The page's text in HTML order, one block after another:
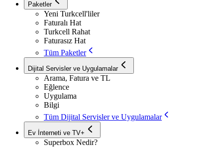
Paketler
Yeni Turkcell'liler
Faturalı Hat
Turkcell Rahat
Faturasız Hat
Tüm Paketler
Dijital Servisler ve Uygulamalar
Arama, Fatura ve TL
Eğlence
Uygulama
Bilgi
Tüm Dijital Servisler ve Uygulamalar
Ev İnterneti ve TV+
Superbox Nedir?